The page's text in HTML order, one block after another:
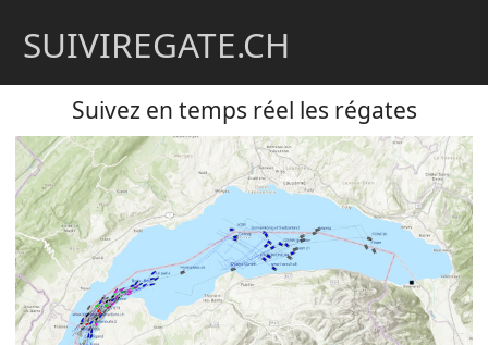
SUIVIREGATE.CH
Suivez en temps réel les régates